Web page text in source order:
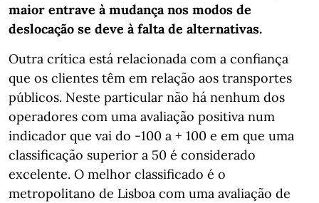
maior entrave à mudança nos modos de
deslocação se deve à falta de alternativas.
Outra crítica está relacionada com a confiança
que os clientes têm em relação aos transportes
públicos. Neste particular não há nenhum dos
operadores com uma avaliação positiva num
indicador que vai do -100 a + 100 e em que uma
classificação superior a 50 é considerado
excelente. O melhor classificado é o
metropolitano de Lisboa com uma avaliação de